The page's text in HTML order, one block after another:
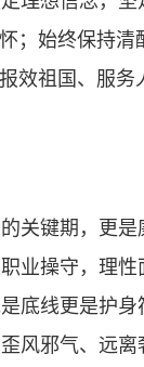
；始终保持
效祖国、服
关键期，更
业操守，理
底线更是护
风邪气、远